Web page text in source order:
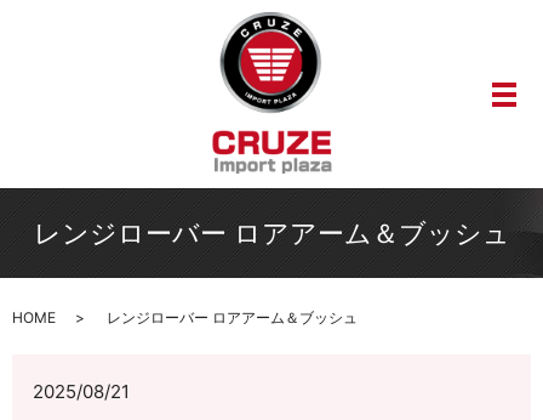
メ
レンジローバー ロアアーム＆ブッシュ
HOME レンジローバー ロアアーム＆ブッシュ
2025/08/21